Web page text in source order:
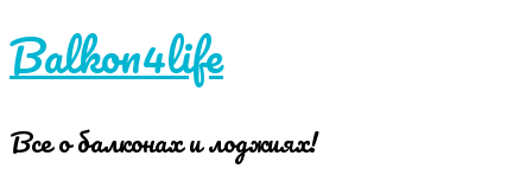
Balkon4life
Все о балконах и лоджиях!